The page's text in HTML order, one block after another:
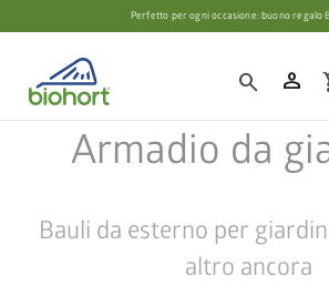
Impostazioni cookiePerfetto per ogni occasione: buono regalo
search person
Armadio da
Bauli da esterno per
altro ancora